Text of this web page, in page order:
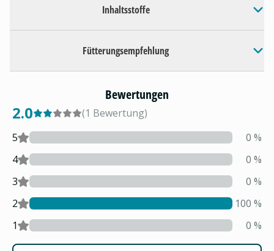
Inhaltsstoffe
Fütterungsempfehlung
Bewertungen
2.0 (1 Bewertung)
5
0 %
4
0 %
3
0 %
2
100 %
1
0 %